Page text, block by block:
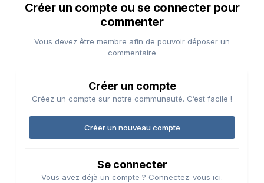
Créer un compte ou se connecter pour
commenter
Vous devez être membre afin de pouvoir déposer un
commentaire
Créer un compte
Créez un compte sur notre communauté. C’est facile !
Créer un nouveau compte
Se connecter
Vous avez déjà un compte ? Connectez-vous ici.